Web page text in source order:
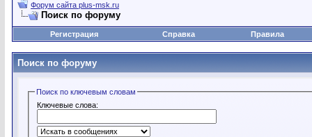
Форум сайта plus-msk.ru
Поиск по форуму
Регистрация Справка Правила
Поиск по форуму
Поиск по ключевым словам
Ключевые слова: